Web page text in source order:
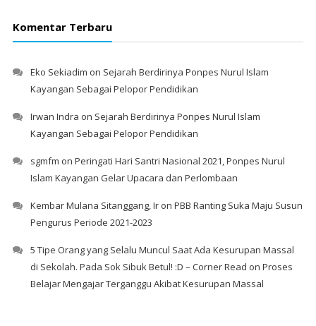
Komentar Terbaru
Eko Sekiadim on Sejarah Berdirinya Ponpes Nurul Islam
Kayangan Sebagai Pelopor Pendidikan
Irwan Indra on Sejarah Berdirinya Ponpes Nurul Islam
Kayangan Sebagai Pelopor Pendidikan
sgmfm on Peringati Hari Santri Nasional 2021, Ponpes Nurul
Islam Kayangan Gelar Upacara dan Perlombaan
Kembar Mulana Sitanggang, Iron PBB Ranting Suka Maju Susun
Pengurus Periode 2021-2023
5 Tipe Orang yang Selalu Muncul Saat Ada Kesurupan Massal
di Sekolah. Pada Sok Sibuk Betul! :D – Corner Read on Proses
Belajar Mengajar Terganggu Akibat Kesurupan Massal